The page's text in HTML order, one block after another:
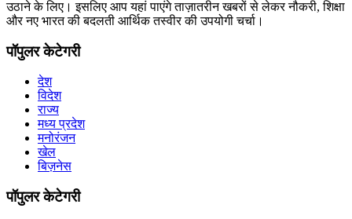
उठाने के लिए। इसलिए आप यहां पाएंगे ताज़ातरीन खबरों से लेकर नौकरी, शिक्षा
और नए भारत की बदलती आर्थिक तस्वीर की उपयोगी चर्चा।
पॉपुलर केटेगरी
देश
विदेश
राज्य
मध्य प्रदेश
मनोरंजन
खेल
बिज़नेस
पॉपुलर केटेगरी